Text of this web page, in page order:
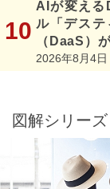
AIが変え
ル「デステ
（DaaS）
2026年8月4日
図解シリーズ